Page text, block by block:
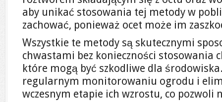
aby unikać stosowania tej metody w
zachować, ponieważ ocet może im
Wszystkie te metody są skutecznymi
chwastami bez konieczności stosowania
które mogą być szkodliwe dla
regularnym monitorowaniu ogrodu i
wczesnym etapie ich wzrostu, co pozwoli